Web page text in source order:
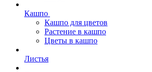
Кашпо
Кашпо для цветов
Растение в кашпо
Цветы в кашпо
Листья